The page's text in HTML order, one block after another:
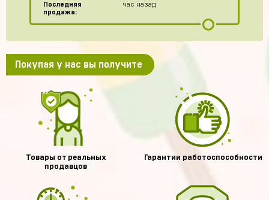
Последняя
продажа:
час назад
Покупая у нас вы получите
Товары от реальных
продавцов
Гарантии работоспособности